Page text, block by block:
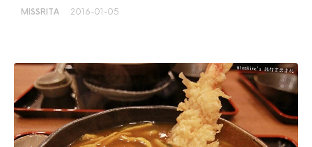
MISSRITA 2016-01-05